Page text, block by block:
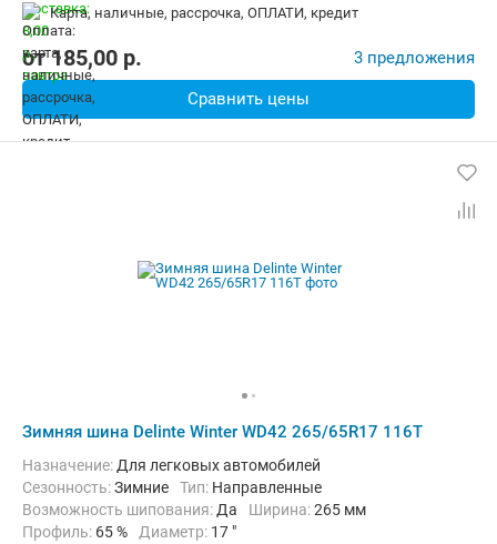
карта, наличные, рассрочка, ОПЛАТИ, кредит
от185,00 p. 3 предложения
Сравнить цены
Зимняя шина Delinte Winter WD42 265/65R17 116T
Назначение: Для легковых автомобилей
Сезонность:Зимние Тип: Направленные
Возможность шипования: Да Ширина:265 мм
Профиль: 65 % Диаметр: 17 "